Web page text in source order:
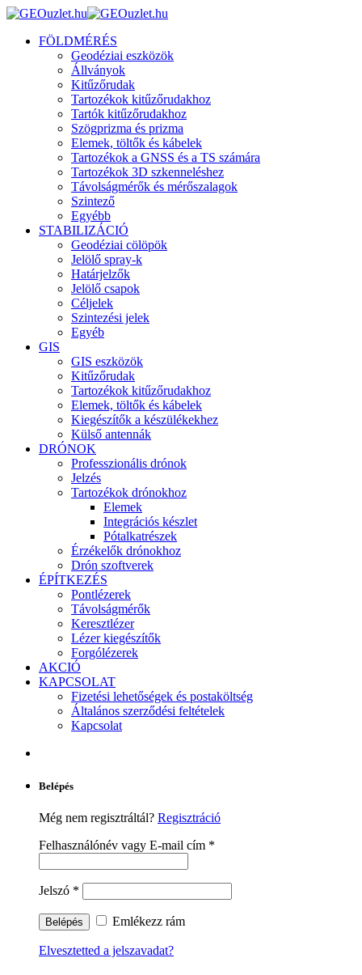
FÖLDMÉRÉS
Geodéziai eszközök
Állványok
Kitűzőrudak
Tartozékok kitűzőrudakhoz
Tartók kitűzőrudakhoz
Szögprizma és prizma
Elemek, töltők és kábelek
Tartozékok a GNSS és a TS számára
Tartozékok 3D szkenneléshez
Távolságmérők és mérőszalagok
Szintező
Egyébb
STABILIZÁCIÓ
Geodéziai cölöpök
Jelölő spray-k
Határjelzők
Jelölő csapok
Céljelek
Szintezési jelek
Egyéb
GIS
GIS eszközök
Kitűzőrudak
Tartozékok kitűzőrudakhoz
Elemek, töltők és kábelek
Kiegészítők a készülékekhez
Külső antennák
DRÓNOK
Professzionális drónok
Jelzés
Tartozékok drónokhoz
Elemek
Integrációs készlet
Pótalkatrészek
Érzékelők drónokhoz
Drón szoftverek
ÉPÍTKEZÉS
Pontlézerek
Távolságmérők
Keresztlézer
Lézer kiegészítők
Forgólézerek
AKCIÓ
KAPCSOLAT
Fizetési lehetőségek és postaköltség
Általános szerződési feltételek
Kapcsolat
Belépés
Még nem regisztráltál? Regisztráció
Felhasználónév vagy E-mail cím *
Jelszó *
Emlékezz rám
Elvesztetted a jelszavadat?